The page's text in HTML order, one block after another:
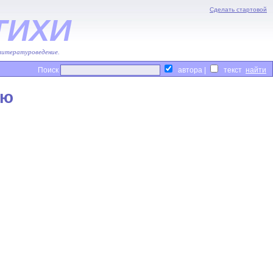
Сделать стартовой
Поиск автора | текст